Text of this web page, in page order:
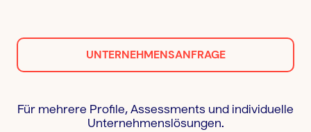
UNTERNEHMENSANFRAGE
Für mehrere Profile, Assessments und individuelle
Unternehmenslösungen.